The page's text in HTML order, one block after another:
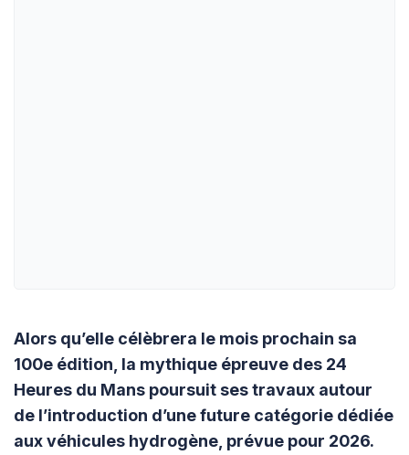
Alors qu’elle célèbrera le mois prochain sa
100e édition, la mythique épreuve des 24
Heures du Mans poursuit ses travaux autour
de l’introduction d’une future catégorie dédiée
aux véhicules hydrogène, prévue pour 2026.